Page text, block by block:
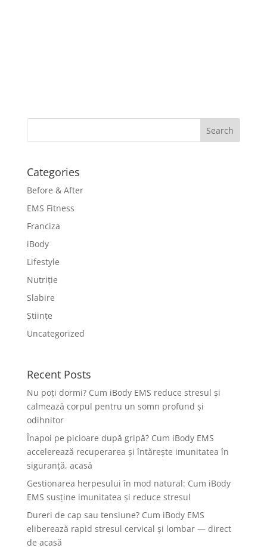
Categories
Before & After
EMS Fitness
Franciza
iBody
Lifestyle
Nutriție
Slabire
Științe
Uncategorized
Recent Posts
Nu poți dormi? Cum iBody EMS reduce stresul și
calmează corpul pentru un somn profund și
odihnitor
Înapoi pe picioare după gripă? Cum iBody EMS
accelerează recuperarea și întărește imunitatea în
siguranță, acasă
Gestionarea herpesului în mod natural: Cum iBody
EMS susține imunitatea și reduce stresul
Dureri de cap sau tensiune? Cum iBody EMS
eliberează rapid stresul cervical și lombar — direct
de acasă